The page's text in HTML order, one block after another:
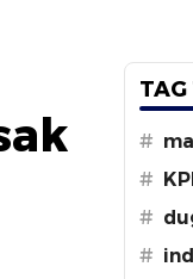
TAG
#
#
#
#